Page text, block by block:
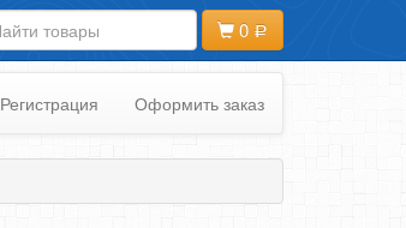
0
Регистрация Оформить заказ